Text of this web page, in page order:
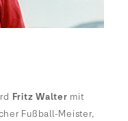
Fritz Walter mit
Fußball-Meister,